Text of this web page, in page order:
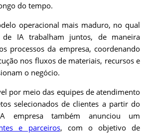
do tempo.
operacional mais maduro, no qual
de IA trabalham juntos, de maneira
processos da empresa, coordenando
nos fluxos de materiais, recursos e
o negócio.
por meio das equipes de atendimento
selecionados de clientes a partir do
empresa também anunciou um
e parceiros, com o objetivo de